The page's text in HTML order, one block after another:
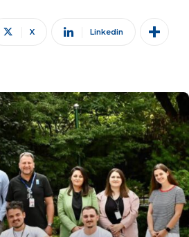
X Linkedin